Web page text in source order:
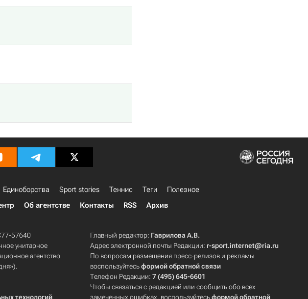
Единоборства Sport stories Теннис Теги
Полезное
Об агентстве Контакты RSS Архив
57640
унитарное
агентство
технологий
Главный редактор: Гаврилова А.В.
Адрес электронной почты Редакции: r-sport.internet@ria.ru
По вопросам размещения пресс-релизов и рекламы
воспользуйтесьформой обратной связи
Телефон Редакции:7 (495) 645-6601
Чтобы связаться с редакцией или сообщить обо всех
замеченных ошибках, воспользуйтесьформой обратной